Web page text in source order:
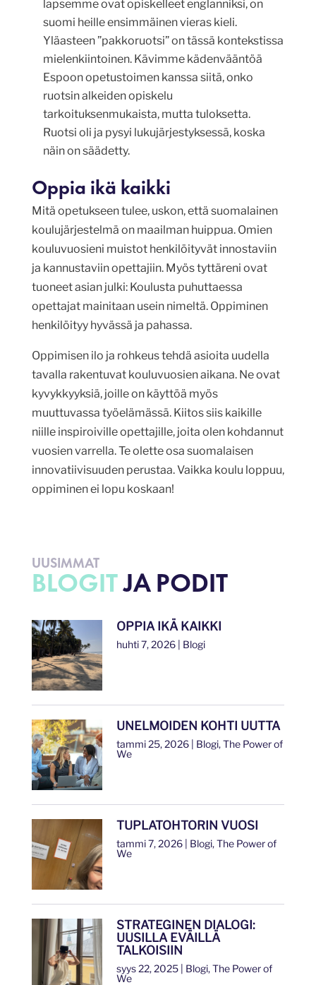
lapsemme ovat opiskelleet englanniksi, on
suomi heille ensimmäinen vieras kieli.
Yläasteen ”pakkoruotsi” on tässä kontekstissa
mielenkiintoinen. Kävimme kädenvääntöä
Espoon opetustoimen kanssa siitä, onko
ruotsin alkeiden opiskelu
tarkoituksenmukaista, mutta tuloksetta.
Ruotsi oli ja pysyi lukujärjestyksessä, koska
näin on säädetty.
Oppia ikä kaikki
Mitä opetukseen tulee, uskon, että suomalainen
koulujärjestelmä on maailman huippua. Omien
kouluvuosieni muistot henkilöityvät innostaviin
ja kannustaviin opettajiin. Myös tyttäreni ovat
tuoneet asian julki: Koulusta puhuttaessa
opettajat mainitaan usein nimeltä. Oppiminen
henkilöityy hyvässä ja pahassa.
Oppimisen ilo ja rohkeus tehdä asioita uudella
tavalla rakentuvat kouluvuosien aikana. Ne ovat
kyvykkyyksiä, joille on käyttöä myös
muuttuvassa työelämässä. Kiitos siis kaikille
niille inspiroiville opettajille, joita olen kohdannut
vuosien varrella. Te olette osa suomalaisen
innovatiivisuuden perustaa. Vaikka koulu loppuu,
oppiminen ei lopu koskaan!
UUSIMMAT
BLOGITJA PODIT
OPPIA IKÄ KAIKKI
huhti 7, 2026| Blogi
UNELMOIDEN KOHTI UUTTA
tammi 25, 2026| Blogi,The Power of
We
TUPLATOHTORIN VUOSI
tammi 7, 2026| Blogi,The Power of
We
STRATEGINEN DIALOGI:
UUSILLA EVÄILLÄ
TALKOISIIN
syys 22, 2025| Blogi,The Power of
We